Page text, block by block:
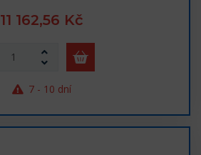
11 162,56 Kč
7 - 10 dní